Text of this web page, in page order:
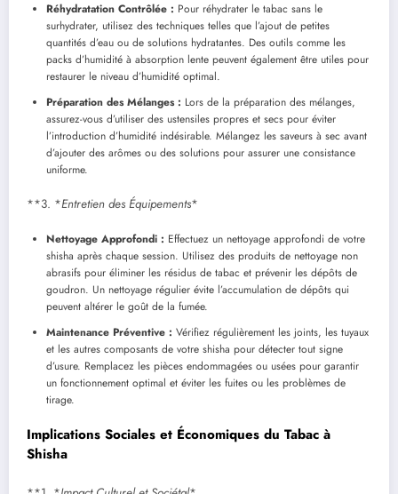
Réhydratation Contrôlée : Pour réhydrater le tabac sans le
surhydrater, utilisez des techniques telles que l’ajout de petites
quantités d’eau ou de solutions hydratantes. Des outils comme les
packs d’humidité à absorption lente peuvent également être utiles pour
restaurer le niveau d’humidité optimal.
Préparation des Mélanges : Lors de la préparation des mélanges,
assurez-vous d’utiliser des ustensiles propres et secs pour éviter
l’introduction d’humidité indésirable. Mélangez les saveurs à sec avant
d’ajouter des arômes ou des solutions pour assurer une consistance
uniforme.
**3. *Entretien des Équipements*
Nettoyage Approfondi : Effectuez un nettoyage approfondi de votre
shisha après chaque session. Utilisez des produits de nettoyage non
abrasifs pour éliminer les résidus de tabac et prévenir les dépôts de
goudron. Un nettoyage régulier évite l’accumulation de dépôts qui
peuvent altérer le goût de la fumée.
Maintenance Préventive : Vérifiez régulièrement les joints, les tuyaux
et les autres composants de votre shisha pour détecter tout signe
d’usure. Remplacez les pièces endommagées ou usées pour garantir
un fonctionnement optimal et éviter les fuites ou les problèmes de
tirage.
Implications Sociales et Économiques du Tabac à
Shisha